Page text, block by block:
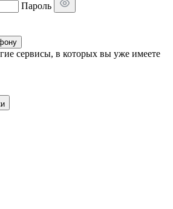
Пароль
сервисы, в которых вы уже имеете